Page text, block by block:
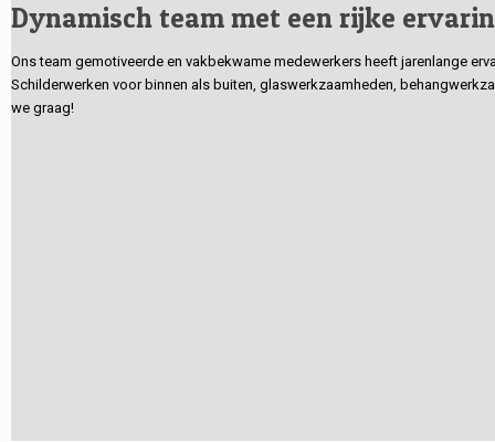
Dynamisch team met een rijke
Ons team gemotiveerde en vakbekwame medewerkers heeft jarenlange
Schilderwerken voor binnen als buiten, glaswerkzaamheden,
we graag!